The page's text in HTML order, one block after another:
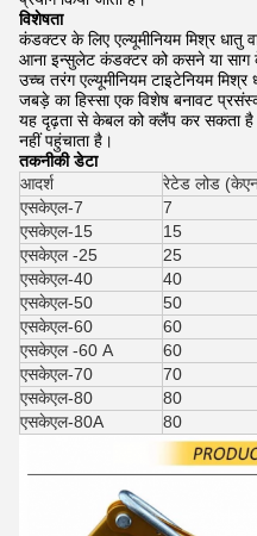
विशेषता
कंडक्टर के लिए एल्यूमीनियम मिश्र
आना इन्सुलेट कंडक्टर को कसने या साग
उच्च तरंग एल्यूमीनियम टाइटेनियम
जबड़े का हिस्सा एक विशेष बनावट
यह दृढ़ता से केबल को क्लैंप कर सकता है
नहीं पहुंचाता है।
तकनीकी डेटा
आदर्श
रेटेड लोड
एसकेएल-7
7
एसकेएल-15
15
एसकेएल -25
25
एसकेएल-40
40
एसकेएल-50
50
एसकेएल-60
60
एसकेएल -60 A
60
एसकेएल-70
70
एसकेएल-80
80
एसकेएल-80A
80